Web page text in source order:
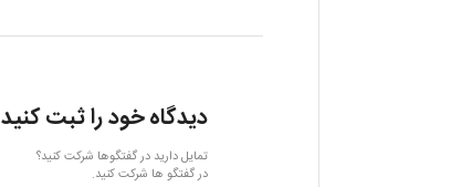
دیدگاه خود را ثبت کنید
تمایل دارید در گفتگوها شرکت کنید؟
در گفتگو ها شرکت کنید.